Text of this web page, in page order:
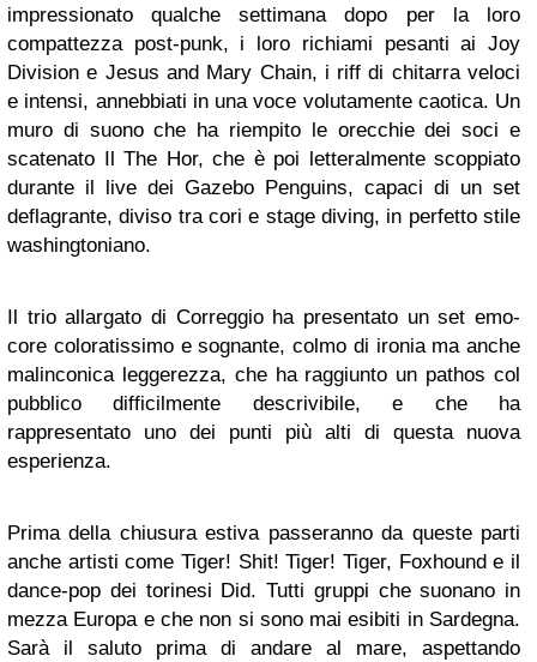
impressionato qualche settimana dopo per la loro
compattezza post-punk, i loro richiami pesanti ai Joy
Division e Jesus and Mary Chain, i riff di chitarra veloci
e intensi, annebbiati in una voce volutamente caotica. Un
muro di suono che ha riempito le orecchie dei soci e
scatenato Il The Hor, che è poi letteralmente scoppiato
durante il live dei Gazebo Penguins, capaci di un set
deflagrante, diviso tra cori e stage diving, in perfetto stile
washingtoniano.
Il trio allargato di Correggio ha presentato un set emo-
core coloratissimo e sognante, colmo di ironia ma anche
malinconica leggerezza, che ha raggiunto un pathos col
pubblico difficilmente descrivibile, e che ha
rappresentato uno dei punti più alti di questa nuova
esperienza.
Prima della chiusura estiva passeranno da queste parti
anche artisti come Tiger! Shit! Tiger! Tiger, Foxhound e il
dance-pop dei torinesi Did. Tutti gruppi che suonano in
mezza Europa e che non si sono mai esibiti in Sardegna.
Sarà il saluto prima di andare al mare, aspettando